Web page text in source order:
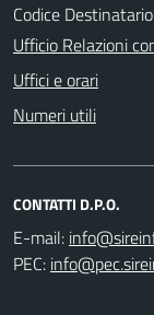
Codice
Ufficio Relazioni
Uffici e orari
Numeri utili
CONTATTI D.P.O.
E-mail:
PEC: